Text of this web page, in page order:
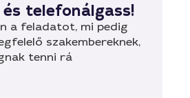
telefonálgass!
a feladatot, mi pedig
szakembereknek,
tenni rá